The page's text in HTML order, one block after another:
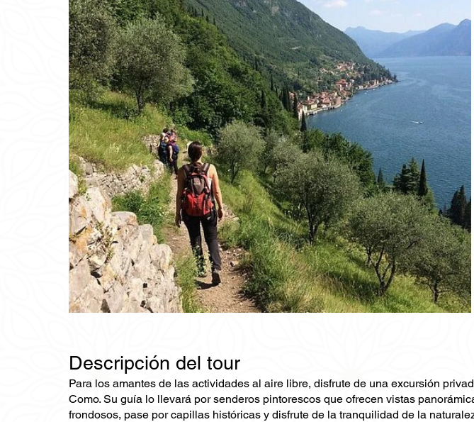
Descripción del tour
Para los amantes de las actividades al aire libre, disfrute de una excursión
Como. Su guía lo llevará por senderos pintorescos que ofrecen vistas
frondosos, pase por capillas históricas y disfrute de la tranquilidad de la